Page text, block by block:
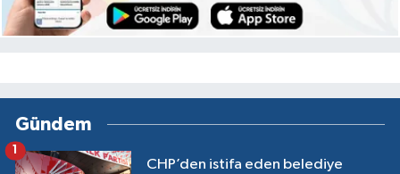
Gündem
CHP’den istifa eden belediye